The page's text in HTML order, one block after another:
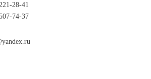
28-41
74-37